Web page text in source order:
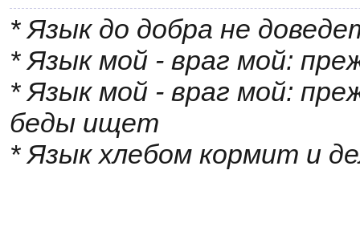
* Язык до добра не
* Язык мой - враг мой:
* Язык мой - враг мой:
беды ищет
* Язык хлебом кормит и